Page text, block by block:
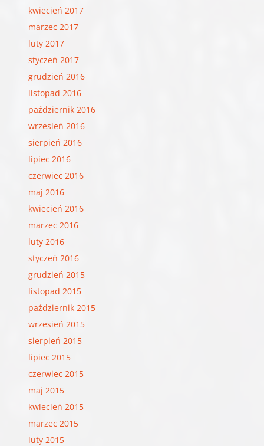
kwiecień 2017
marzec 2017
luty 2017
styczeń 2017
grudzień 2016
listopad 2016
październik 2016
wrzesień 2016
sierpień 2016
lipiec 2016
czerwiec 2016
maj 2016
kwiecień 2016
marzec 2016
luty 2016
styczeń 2016
grudzień 2015
listopad 2015
październik 2015
wrzesień 2015
sierpień 2015
lipiec 2015
czerwiec 2015
maj 2015
kwiecień 2015
marzec 2015
luty 2015